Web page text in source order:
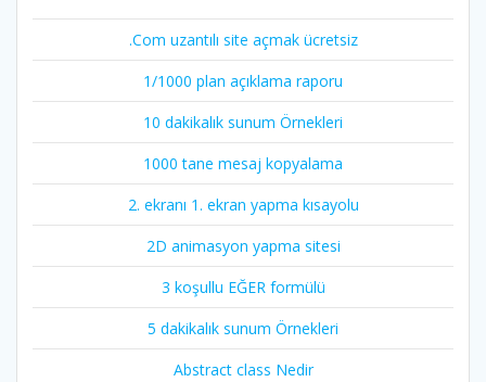
.Com uzantılı site açmak ücretsiz
1/1000 plan açıklama raporu
10 dakikalık sunum Örnekleri
1000 tane mesaj kopyalama
2. ekranı 1. ekran yapma kısayolu
2D animasyon yapma sitesi
3 koşullu EĞER formülü
5 dakikalık sunum Örnekleri
Abstract class Nedir